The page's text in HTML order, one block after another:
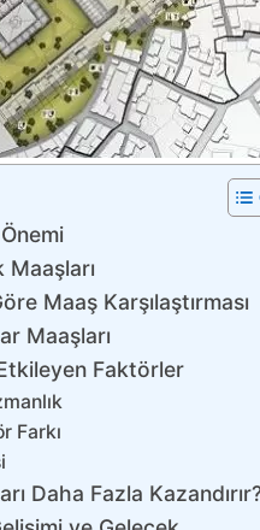
Maaşları
Maaş Karşılaştırması
Maaşları
Faktörler
Farkı
Daha Fazla